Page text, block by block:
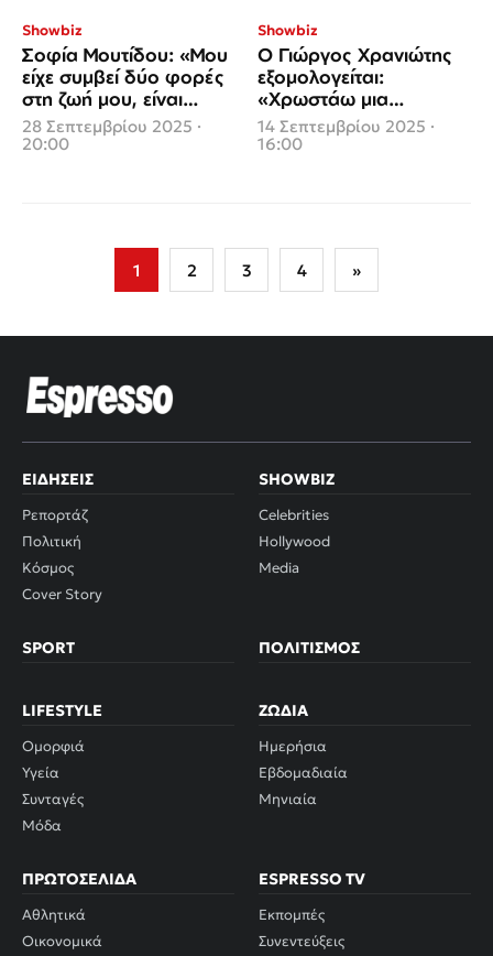
Showbiz
Σοφία Μουτίδου: «Μου
είχε συμβεί δύο φορές
στη ζωή μου, είναι
φρικτό»
28 Σεπτεμβρίου 2025 ·
20:00
Showbiz
Ο Γιώργος Χρανιώτης
εξομολογείται:
«Χρωστάω μια
συγγνώμη σε μία
κοπέλα που δεν ζει»
14 Σεπτεμβρίου 2025 ·
16:00
Σελιδοποίηση
άρθρων 1 2 3 4 »
ΕΙΔΉΣΕΙΣ
Ρεπορτάζ
Πολιτική
Κόσμος
Cover Story
SHOWBIZ
Celebrities
Hollywood
Media
SPORT ΠΟΛΙΤΙΣΜΌΣ
LIFESTYLE
Ομορφιά
Υγεία
Συνταγές
Μόδα
ΖΏΔΙΑ
Ημερήσια
Εβδομαδιαία
Μηνιαία
ΠΡΩΤΟΣΈΛΙΔΑ
Αθλητικά
Οικονομικά
ESPRESSO TV
Εκπομπές
Συνεντεύξεις